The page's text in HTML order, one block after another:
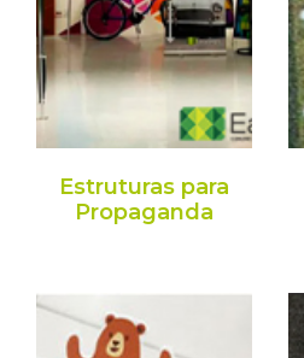
Estruturas para
Propaganda